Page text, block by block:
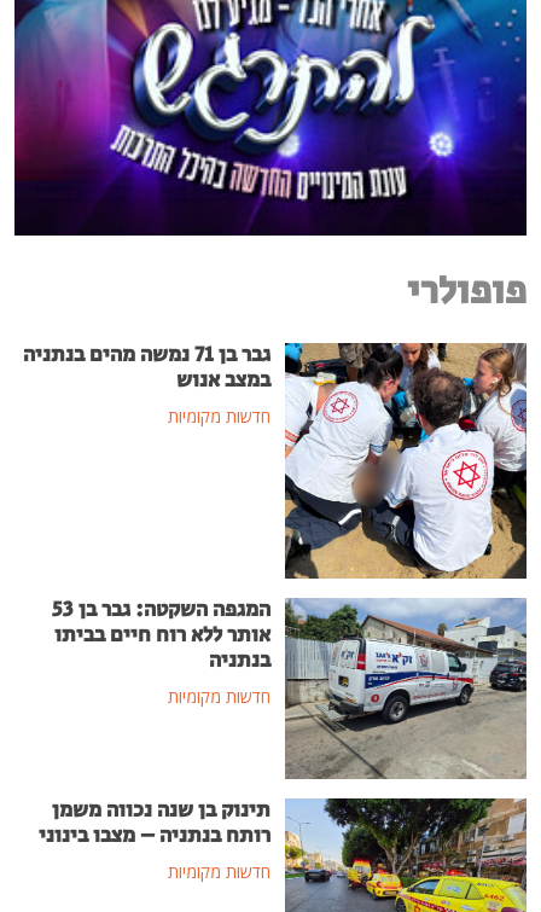
פופולרי
גבר בן 71 נמשה מהים בנתניה
במצב אנוש
חדשות מקומיות
המגפה השקטה: גבר בן 53
אותר ללא רוח חיים בביתו
בנתניה
חדשות מקומיות
תינוק בן שנה נכווה משמן
רותח בנתניה – מצבו בינוני
חדשות מקומיות